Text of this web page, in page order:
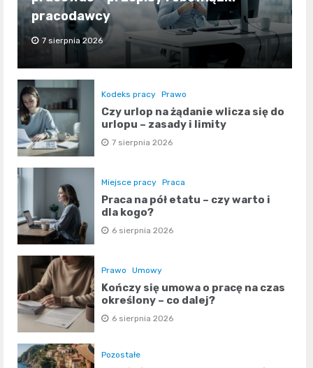
pracodawcy
7 sierpnia 2026
Kodeks pracy Prawo
Czy urlop na żądanie wlicza się do
urlopu – zasady i limity
7 sierpnia 2026
Miejsce pracy Praca
Praca na pół etatu – czy warto i
dla kogo?
6 sierpnia 2026
Prawo Umowy
Kończy się umowa o pracę na czas
określony – co dalej?
6 sierpnia 2026
Pozostałe